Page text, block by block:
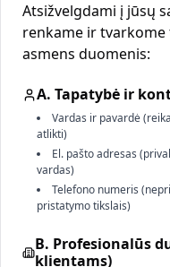
Atsižvelgdami į jūsų
renkame ir
asmens duomenis:
A. Tapatybė ir
Vardas ir pavardė
atlikti)
El. pašto adresas
vardas)
Telefono numeris
pristatymo tikslais)
B. Profesionalūs
klientams)